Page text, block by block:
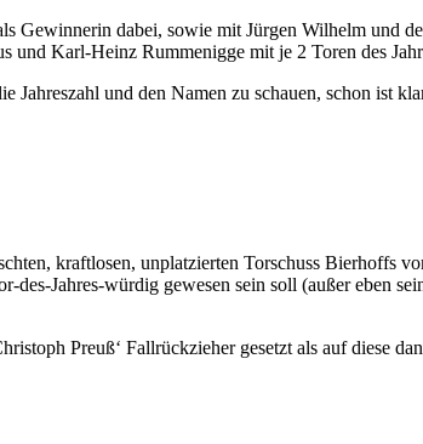
Gewinnerin dabei, sowie mit Jürgen Wilhelm und
und Karl-Heinz Rummenigge mit je 2 Toren des
Jahreszahl und den Namen zu schauen, schon ist
kraftlosen, unplatzierten Torschuss Bierhoffs
Jahres-würdig gewesen sein soll (außer eben
Preuß‘ Fallrückzieher gesetzt als auf diese